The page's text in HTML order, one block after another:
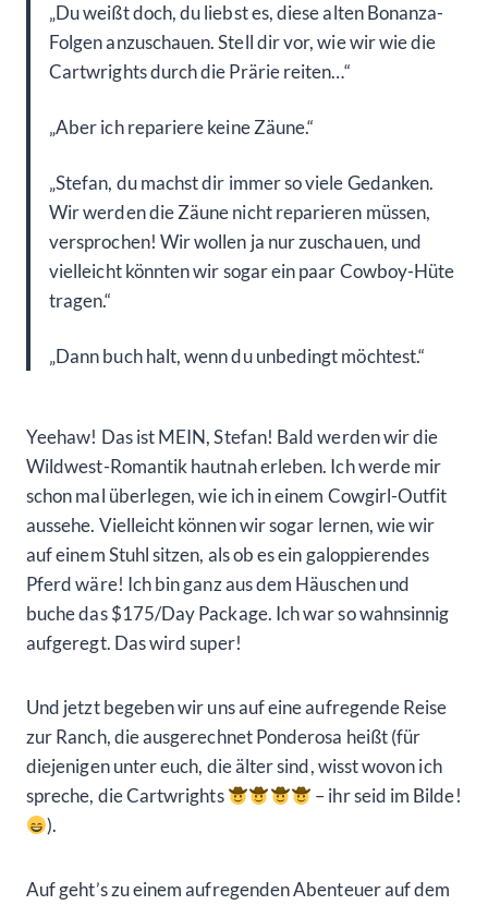
„Du weißt doch, du liebst es, diese alten Bonanza-
Folgen anzuschauen. Stell dir vor, wie wir wie die
Cartwrights durch die Prärie reiten…“
„Aber ich repariere keine Zäune.“
„Stefan, du machst dir immer so viele Gedanken.
Wir werden die Zäune nicht reparieren müssen,
versprochen! Wir wollen ja nur zuschauen, und
vielleicht könnten wir sogar ein paar Cowboy-Hüte
tragen.“
„Dann buch halt, wenn du unbedingt möchtest.“
Yeehaw! Das ist MEIN, Stefan! Bald werden wir die
Wildwest-Romantik hautnah erleben. Ich werde mir
schon mal überlegen, wie ich in einem Cowgirl-Outfit
aussehe. Vielleicht können wir sogar lernen, wie wir
auf einem Stuhl sitzen, als ob es ein galoppierendes
Pferd wäre! Ich bin ganz aus dem Häuschen und
buche das $175/Day Package. Ich war so wahnsinnig
aufgeregt. Das wird super!
Und jetzt begeben wir uns auf eine aufregende Reise
zur Ranch, die ausgerechnet Ponderosa heißt (für
diejenigen unter euch, die älter sind, wisst wovon ich
spreche, die Cartwrights
– ihr seid im Bilde!
).
Auf geht’s zu einem aufregenden Abenteuer auf dem